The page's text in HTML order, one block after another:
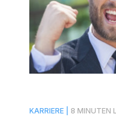
KARRIERE | 8 MINUTEN